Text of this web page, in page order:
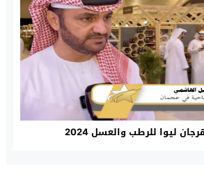
ليوا للرطب والعسل 2024